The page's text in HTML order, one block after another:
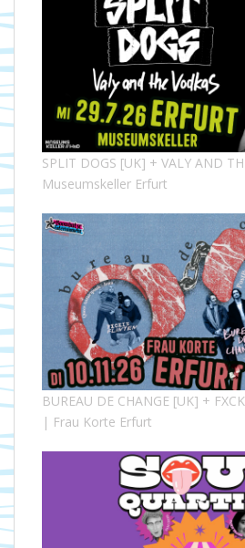
SPLIT DOGS [UK] + VALY AND
Museumskeller Erfurt
BUREAU DE CHANGE [UK] +
| Frau Korte Erfurt